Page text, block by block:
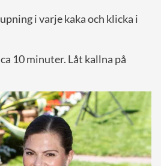
i varje kaka och klicka i
10 minuter. Låt kallna på